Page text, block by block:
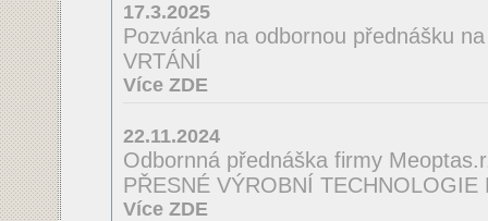
17.3.2025
Pozvánka na odbornou přednášku
VRTÁNÍ
Více ZDE
22.11.2024
Odbornná přednáška firmy
PŘESNÉ VÝROBNÍ
Více ZDE